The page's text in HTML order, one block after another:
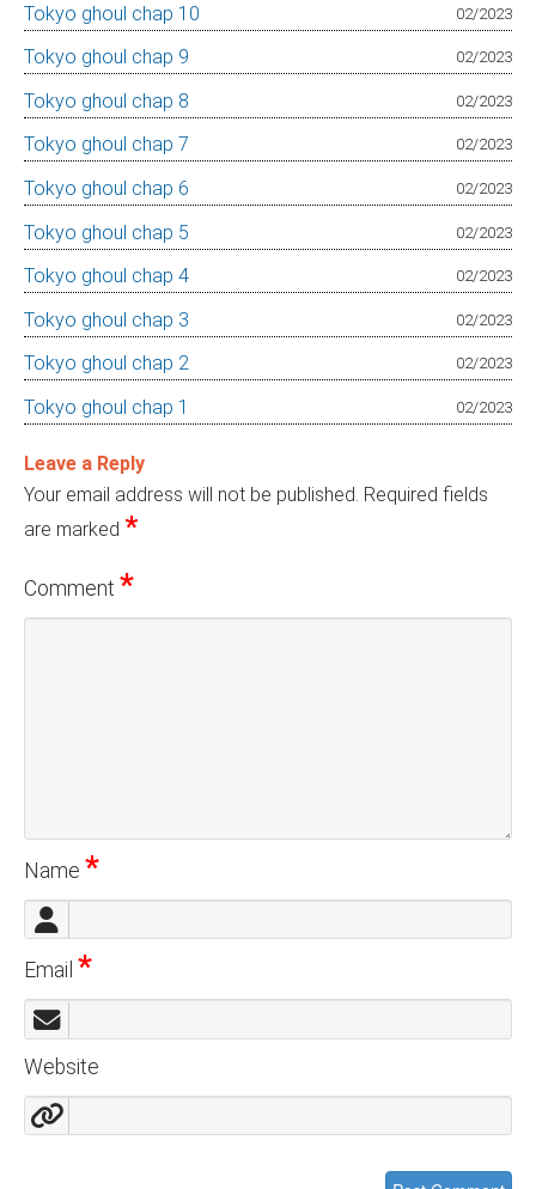
Tokyo ghoul chap 10 02/2023
Tokyo ghoul chap 9 02/2023
Tokyo ghoul chap 8 02/2023
Tokyo ghoul chap 7 02/2023
Tokyo ghoul chap 6 02/2023
Tokyo ghoul chap 5 02/2023
Tokyo ghoul chap 4 02/2023
Tokyo ghoul chap 3 02/2023
Tokyo ghoul chap 2 02/2023
Tokyo ghoul chap 1 02/2023
Leave a Reply
Your email address will not be published. Required fields
are marked *
Comment *
Name *
Email *
Website